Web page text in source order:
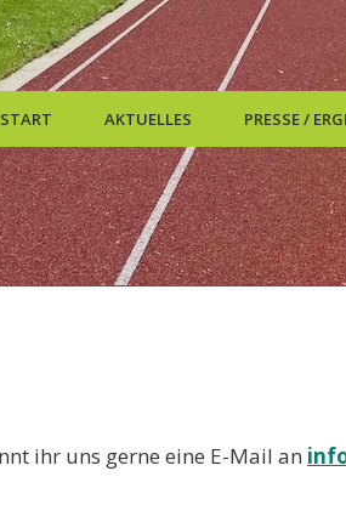
START AKTUELLES PRESSE /
ihr uns gerne eine E-Mail an